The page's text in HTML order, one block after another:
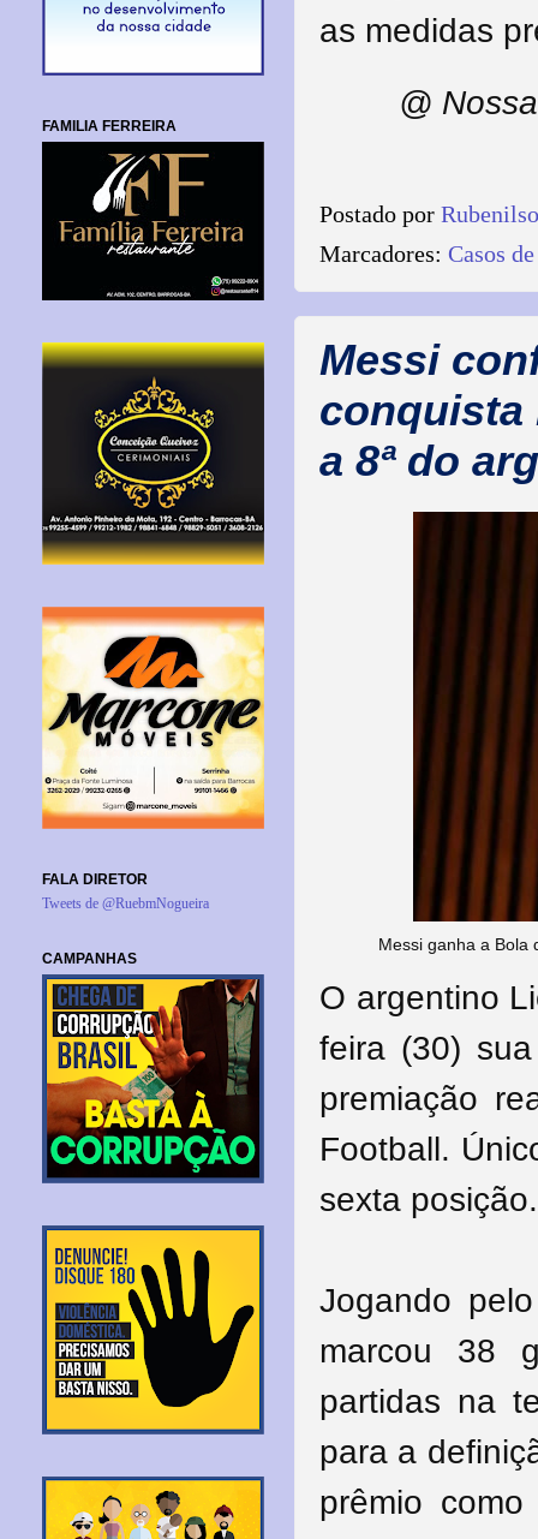
as medidas
@
Postado por
Marcadores: Casos
Messi
conquista
a 8ª do
Messi ganha a
O argentino
feira (30)
premiação
Football.
sexta posição.
Jogando
marcou 38
partidas na
para a
prêmio
FAMILIA FERREIRA
FALA DIRETOR
Tweets de @RuebmNogueira
CAMPANHAS